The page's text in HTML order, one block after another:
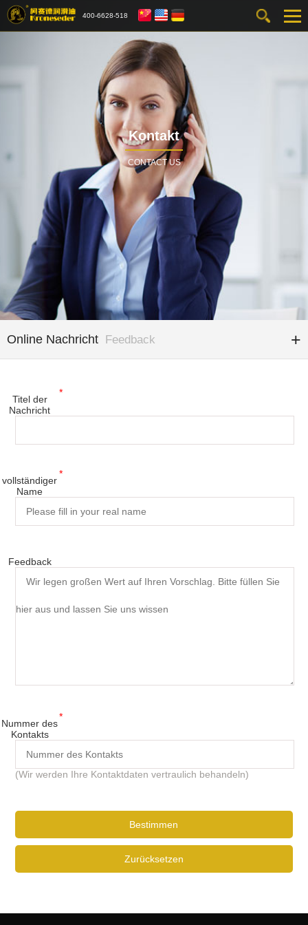
400-6628-518
Kontakt
CONTACT US
Online Nachricht Feedback
Titel der
Nachricht
*
vollständiger
Name
*
Feedback
Nummer des
Kontakts
(Wir werden Ihre Kontaktdaten vertraulich behandeln)
*